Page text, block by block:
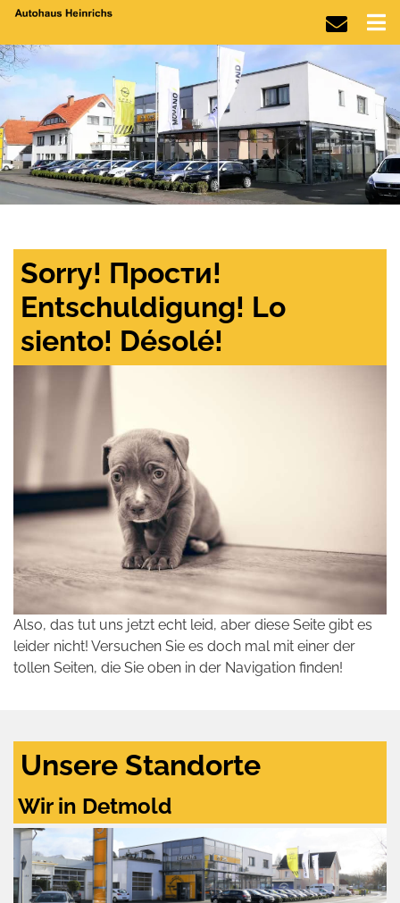
Sorry! Прости!
Entschuldigung! Lo
siento! Désolé!
Also, das tut uns jetzt echt leid, aber diese Seite gibt es
leider nicht! Versuchen Sie es doch mal mit einer der
tollen Seiten, die Sie oben in der Navigation finden!
Unsere Standorte
Wir in Detmold